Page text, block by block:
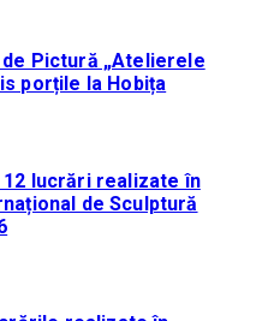
Pictură „Atelierele
porțile la Hobița
lucrări realizate în
de Sculptură